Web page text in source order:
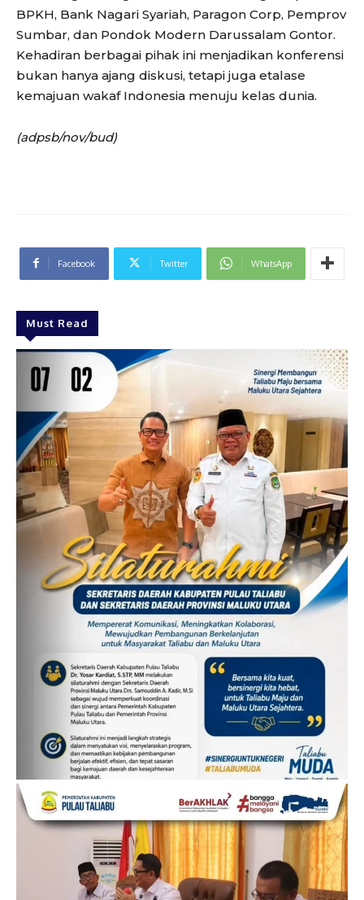
BPKH, Bank Nagari Syariah, Paragon Corp, Pemprov
Sumbar, dan Pondok Modern Darussalam Gontor.
Kehadiran berbagai pihak ini menjadikan konferensi
bukan hanya ajang diskusi, tetapi juga etalase
kemajuan wakaf Indonesia menuju kelas dunia.
(adpsb/nov/bud)
Facebook Twitter WhatsApp
Must Read